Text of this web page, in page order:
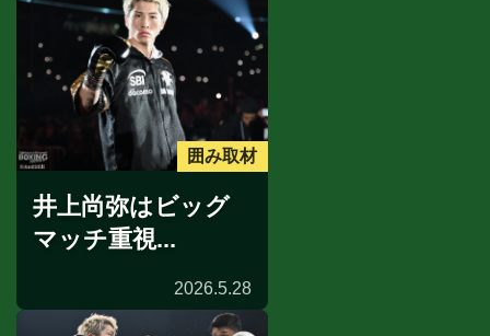
囲み取材
井上尚弥はビッグ
マッチ重視...
2026.5.28